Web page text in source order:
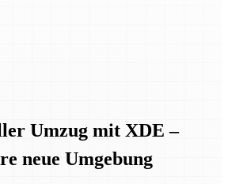
Umzug mit XDE –
neue Umgebung